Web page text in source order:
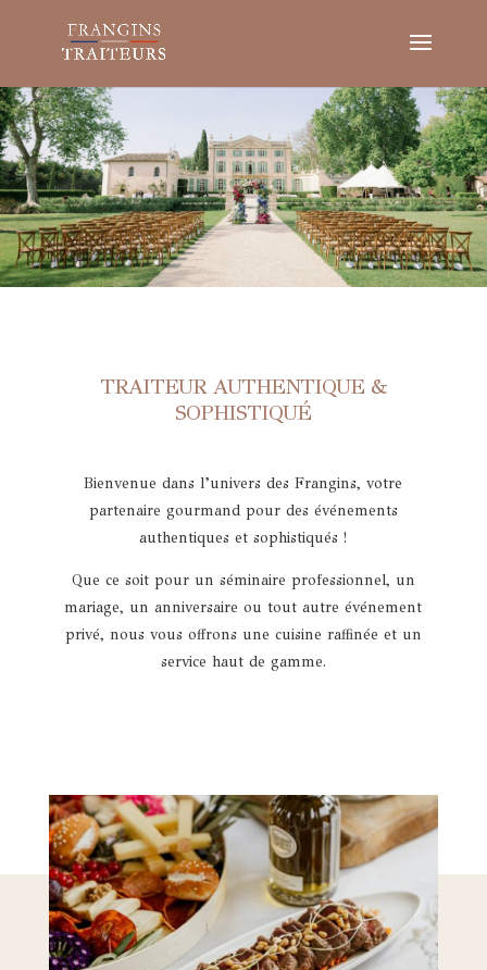
TRAITEUR AUTHENTIQUE &
SOPHISTIQUÉ
Bienvenue dans l’univers des Frangins, votre
partenaire gourmand pour des événements
authentiques et sophistiqués !
Que ce soit pour un séminaire professionnel, un
mariage, un anniversaire ou tout autre événement
privé, nous vous offrons une cuisine raffinée et un
service haut de gamme.